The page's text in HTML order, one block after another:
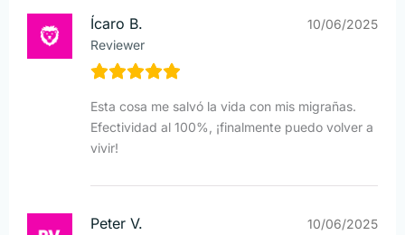
Ícaro B.
Reviewer
10/06/2025
Esta cosa me salvó la vida con mis migrañas.
Efectividad al 100%, ¡finalmente puedo volver a
vivir!
Peter V. 10/06/2025